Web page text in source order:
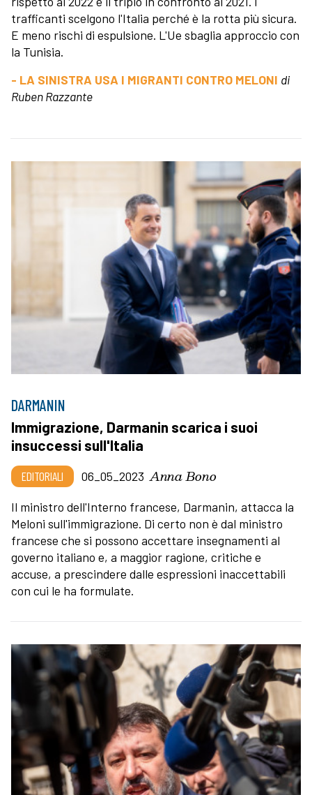
trafficanti scelgono l'Italia perché è la rotta più sicura.
E meno rischi di espulsione. L'Ue sbaglia approccio con
la Tunisia.
- LA SINISTRA USA I MIGRANTI CONTRO MELONI di
Ruben Razzante
DARMANIN
Immigrazione, Darmanin scarica i suoi
insuccessi sull'Italia
EDITORIALI 06_05_2023 Anna Bono
Il ministro dell'Interno francese, Darmanin, attacca la
Meloni sull'immigrazione. Di certo non è dal ministro
francese che si possono accettare insegnamenti al
governo italiano e, a maggior ragione, critiche e
accuse, a prescindere dalle espressioni inaccettabili
con cui le ha formulate.